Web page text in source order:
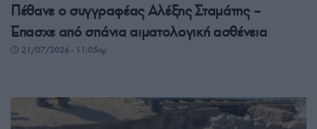
Πέθανε ο συγγραφέας Αλέξης Σταμάτης –
Έπασχε από σπάνια αιματολογική ασθένεια
21/07/2026 - 11:05πμ